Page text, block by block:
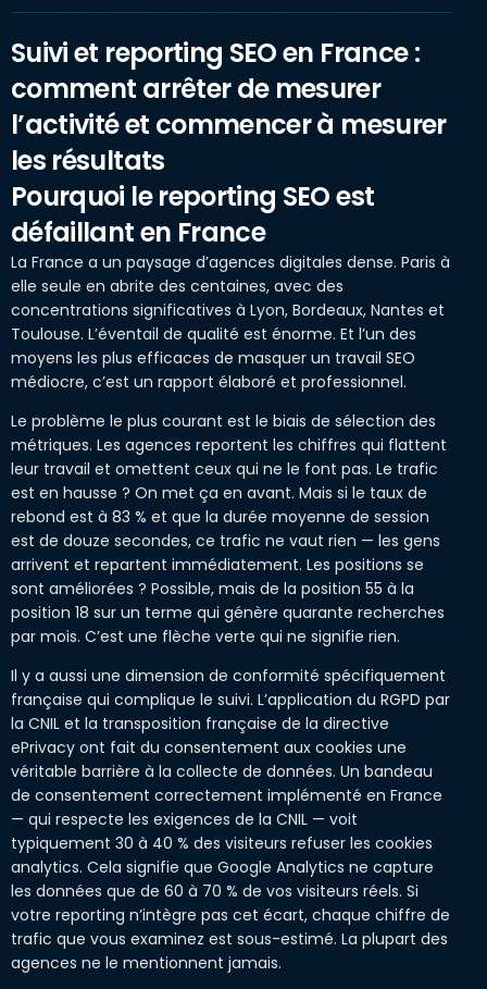
Suivi et reporting SEO en France :
comment arrêter de mesurer
l’activité et commencer à mesurer
les résultats
Pourquoi le reporting SEO est
défaillant en France
La France a un paysage d’agences digitales dense. Paris à
elle seule en abrite des centaines, avec des
concentrations significatives à Lyon, Bordeaux, Nantes et
Toulouse. L’éventail de qualité est énorme. Et l’un des
moyens les plus efficaces de masquer un travail SEO
médiocre, c’est un rapport élaboré et professionnel.
Le problème le plus courant est le biais de sélection des
métriques. Les agences reportent les chiffres qui flattent
leur travail et omettent ceux qui ne le font pas. Le trafic
est en hausse ? On met ça en avant. Mais si le taux de
rebond est à 83 % et que la durée moyenne de session
est de douze secondes, ce trafic ne vaut rien — les gens
arrivent et repartent immédiatement. Les positions se
sont améliorées ? Possible, mais de la position 55 à la
position 18 sur un terme qui génère quarante recherches
par mois. C’est une flèche verte qui ne signifie rien.
Il y a aussi une dimension de conformité spécifiquement
française qui complique le suivi. L’application du RGPD par
la CNIL et la transposition française de la directive
ePrivacy ont fait du consentement aux cookies une
véritable barrière à la collecte de données. Un bandeau
de consentement correctement implémenté en France
— qui respecte les exigences de la CNIL — voit
typiquement 30 à 40 % des visiteurs refuser les cookies
analytics. Cela signifie que Google Analytics ne capture
les données que de 60 à 70 % de vos visiteurs réels. Si
votre reporting n’intègre pas cet écart, chaque chiffre de
trafic que vous examinez est sous-estimé. La plupart des
agences ne le mentionnent jamais.